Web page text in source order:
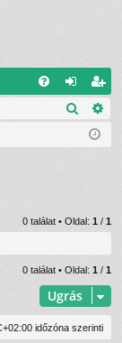
el eg
is
ió
0 találat • Oldal: 1 / 1
0 találat • Oldal: 1 / 1
Ugrás
időzóna szerinti